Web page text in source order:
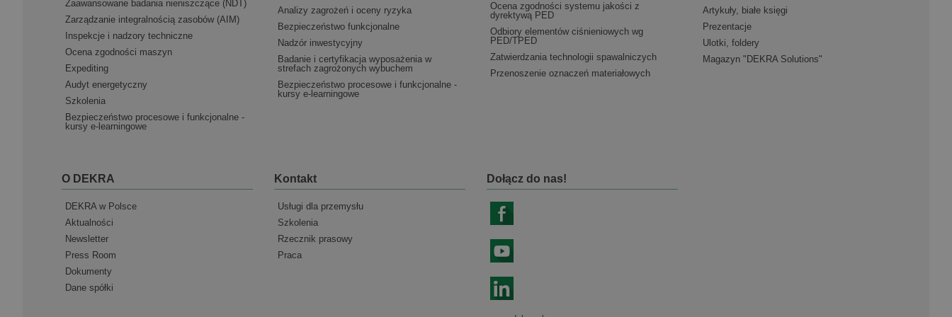
Zaawansowane badania nieniszczące (NDT)
Zarządzanie integralnością zasobów (AIM)
Inspekcje i nadzory techniczne
Ocena zgodności maszyn
Expediting
Audyt energetyczny
Szkolenia
Bezpieczeństwo procesowe i funkcjonalne -
kursy e-learningowe
Analizy zagrożeń i oceny ryzyka
Bezpieczeństwo funkcjonalne
Nadzór inwestycyjny
Badanie i certyfikacja wyposażenia w
strefach zagrożonych wybuchem
Bezpieczeństwo procesowe i funkcjonalne -
kursy e-learningowe
Ocena zgodności systemu jakości z
dyrektywą PED
Odbiory elementów ciśnieniowych wg
PED/TPED
Zatwierdzania technologii spawalniczych
Przenoszenie oznaczeń materiałowych
Artykuły, białe księgi
Prezentacje
Ulotki, foldery
Magazyn "DEKRA Solutions"
O DEKRA
DEKRA w Polsce
Aktualności
Newsletter
Press Room
Dokumenty
Dane spółki
Kontakt
Usługi dla przemysłu
Szkolenia
Rzecznik prasowy
Praca
Dołącz do nas!